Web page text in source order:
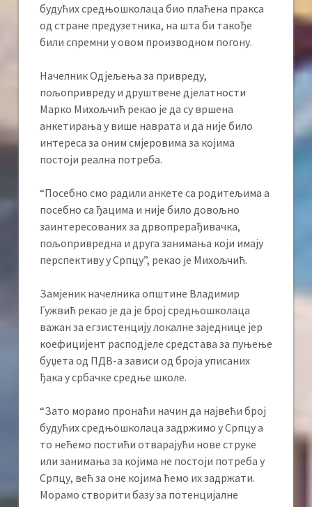
будућих средњошколаца био плаћена пракса
од стране предузетника, на шта би такође
били спремни у овом производном погону.
Начелник Одјељења за привреду,
пољопривреду и друштвене дјелатности
Марко Михољчић рекао је да су вршена
анкетирања у више наврата и да није било
интереса за оним смјеровима за којима
постоји реална потреба.
“Посебно смо радили анкете са родитељима а
посебно са ђацима и није било довољно
заинтересованих за дрвопрерађивачка,
пољопривредна и друга занимања који имају
перспективу у Српцу”, рекао је Михољчић.
Замјеник начелника општине Владимир
Гужвић рекао је да је број средњошколаца
важан за егзистенцију локалне заједнице јер
коефицијент расподјеле средстава за пуњење
буџета од ПДВ-а зависи од броја уписаних
ђака у србачке средње школе.
“Зато морамо пронаћи начин да највећи број
будућих средњошколаца задржимо у Српцу а
то нећемо постићи отварајући нове струке
или занимања за којима не постоји потреба у
Српцу, већ за оне којима ћемо их задржати.
Морамо створити базу за потенцијалне